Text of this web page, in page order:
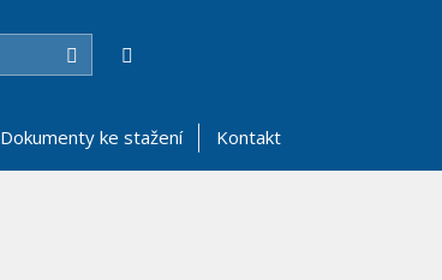
Hledat
Dokumenty ke stažení Kontakt